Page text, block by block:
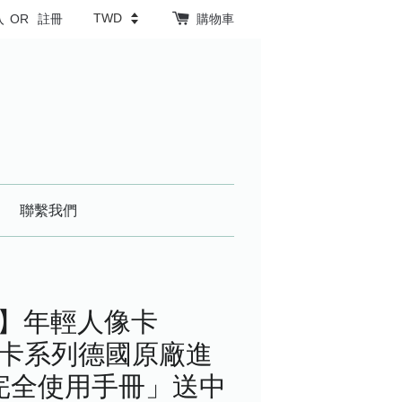
OR 註冊 購物車
聯繫我們
年輕人像卡
系列德國原廠進
全使用手冊」送中